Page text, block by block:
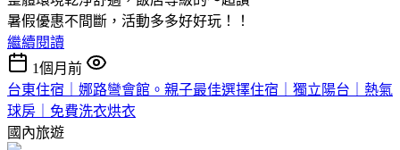
暑假優惠不間斷，活動多多好好玩！！
繼續閱讀
1個月前
台東住宿｜娜路彎會館。親子最佳選擇住宿｜獨立陽台｜熱氣
球房｜免費洗衣烘衣
國內旅遊